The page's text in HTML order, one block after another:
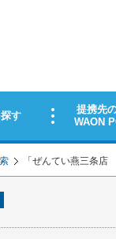
「 ぜんてい燕三条店